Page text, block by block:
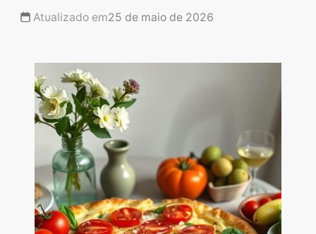
Atualizado em25 de maio de 2026